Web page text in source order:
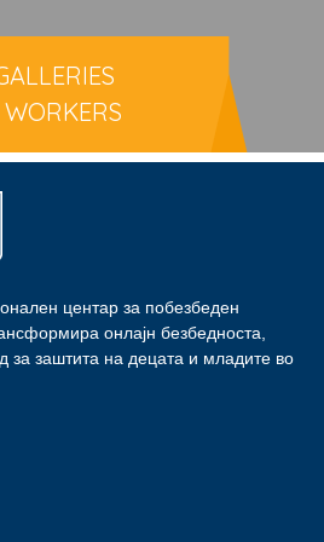
WORKERS
центар за побезбеден
онлајн безбедноста,
за заштита на децата и младите во